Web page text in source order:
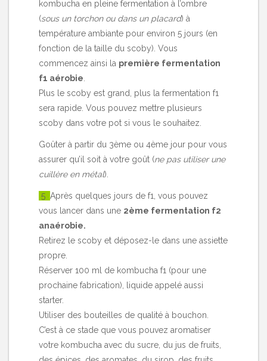
kombucha en pleine fermentation à l’ombre
(sous un torchon ou dans un placard) à
température ambiante pour environ 5 jours (en
fonction de la taille du scoby). Vous
commencez ainsi la première fermentation
f1 aérobie
Plus le scoby est grand, plus la fermentation f1
sera rapide. Vous pouvez mettre plusieurs
scoby dans votre pot si vous le souhaitez.
Goûter à partir du 3ème ou 4ème jour pour vous
assurer qu’il soit à votre goût (ne pas utiliser une
cuillère en métal).
5 Après quelques jours de f1, vous pouvez
vous lancer dans une 2ème fermentation f2
anaérobie.
Retirez le scoby et déposez-le dans une assiette
propre.
Réserver 100 ml de kombucha f1 (pour une
prochaine fabrication), liquide appelé aussi
starter.
Utiliser des bouteilles de qualité à bouchon.
C’est à ce stade que vous pouvez aromatiser
votre kombucha avec du sucre, du jus de fruits,